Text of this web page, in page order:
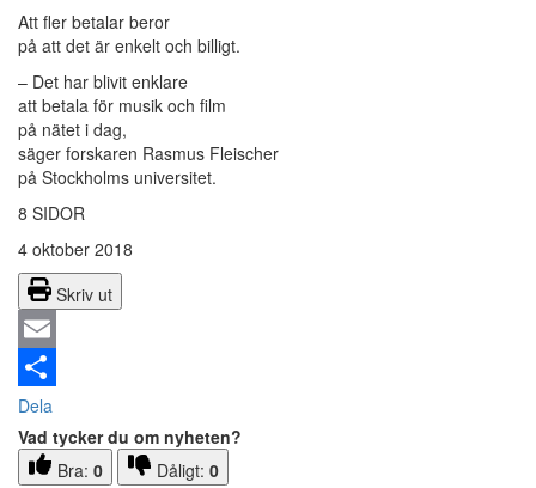
Att fler betalar beror
på att det är enkelt och billigt.
– Det har blivit enklare
att betala för musik och film
på nätet i dag,
säger forskaren Rasmus Fleischer
på Stockholms universitet.
8 SIDOR
4 oktober 2018
Skriv ut
Email
Dela
Vad tycker du om nyheten?
Bra: 0 Dåligt: 0